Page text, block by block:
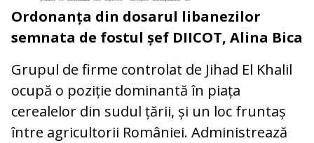
Ordonanța din dosarul libanezilor
semnata de fostul șef DIICOT, Alina Bica
Grupul de firme controlat de Jihad El Khalil
ocupă o poziție dominantă în piața
cerealelor din sudul țării, și un loc fruntaș
între agricultorii României. Administrează